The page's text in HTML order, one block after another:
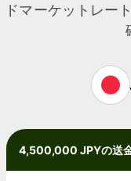
ドマーケットレー
4,500,000 JPYの送